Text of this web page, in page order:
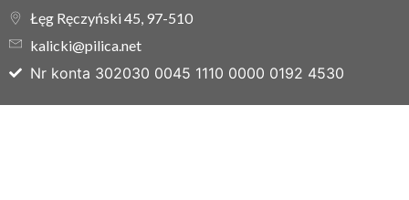
Łęg Ręczyński 45, 97-510
kalicki@pilica.net
Nr konta 302030 0045 1110 0000 0192 4530